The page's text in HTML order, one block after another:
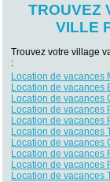
TROUVEZ
VILLE
Trouvez votre village
:
Location de vacances
Location de vacances
Location de vacances
Location de vacances
Location de vacances
Location de vacances
Location de vacances
Location de vacances
Location de vacances
Location de vacances